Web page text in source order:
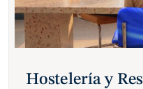
Hostelería y